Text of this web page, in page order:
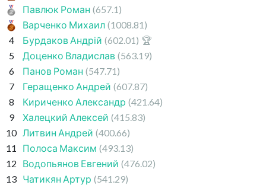
Павлюк Роман (657.1)
Варченко Михаил (1008.81)
4
Бурдаков Андрій (602.01) 🏆
5
Доценко Владислав (563.19)
6
Панов Роман (547.71)
7
Геращенко Андрей (607.87)
8
Кириченко Александр (421.64)
9
Халецкий Алексей (415.83)
10
Литвин Андрей (400.66)
11
Полоса Максим (493.13)
12
Водопьянов Евгений (476.02)
13 Чатикян Артур (541.29)